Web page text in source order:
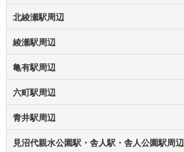
北綾瀬駅周辺
綾瀬駅周辺
亀有駅周辺
六町駅周辺
青井駅周辺
見沼代親水公園駅・舎人駅・舎人公園駅周辺